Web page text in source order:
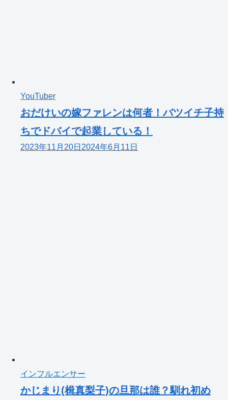
YouTuber
おだけいの嫁ファレンは何者！バツイチ子持
ちでドバイで起業している！
2023年11月20日 2024年6月11日
インフルエンサー
かじまり(楫真梨子)の旦那は誰？馴れ初め